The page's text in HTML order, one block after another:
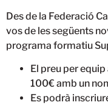
Des de la Federació
vos de les següents
programa formatiu
El preu per
100€ amb un
Es podrà